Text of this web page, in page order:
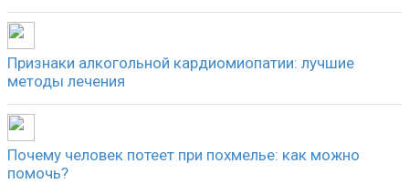
Признаки алкогольной кардиомиопатии: лучшие
методы лечения
Почему человек потеет при похмелье: как можно
помочь?